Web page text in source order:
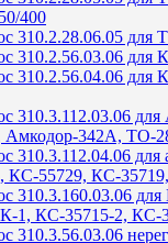
400
310.2.28.06.05
310.2.56.03.06
310.2.56.04.06 для
310.3.112.03.06
Амкодор-342А, ТО-
310.3.112.04.06 для
КС-55729, КС-
310.3.160.03.06
1, КС-35715-2, КС-
310.3.56.03.06